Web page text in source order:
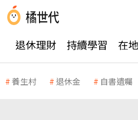
退休理財 持續學習 在
養生村 退休金 自書遺囑